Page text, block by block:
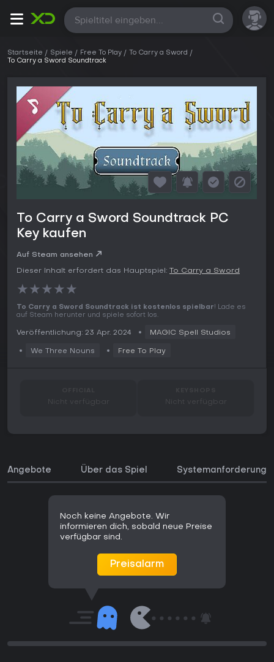
Alle
Startseite Spiele Free To Play
To Carry a Sword
To Carry a Sword Soundtrack
To Carry a Sword Soundtrack PC
Key kaufen
Auf Steam ansehen
Dieser Inhalt erfordert das Hauptspiel: To Carry a Sword
★★★★★
To Carry a Sword Soundtrack ist kostenlos spielbar! Lade es
auf Steam herunter und spiele sofort los.
Veröffentlichung: 23 Apr. 2024 MAGIC Spell Studios
We Three Nouns Free To Play
Nicht verfügbar Nicht verfügbar
Angebote Über das Spiel
Noch keine Angebote. Wir
informieren dich, sobald neue Preise
verfügbar sind.
Preisalarm